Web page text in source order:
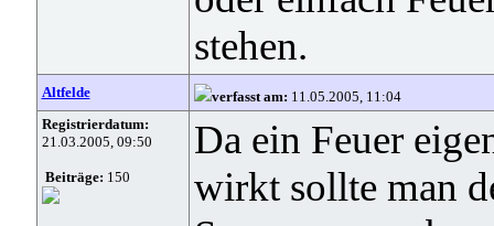
stehen.
Altfelde verfasst am: 11.05.2005, 11:04
Registrierdatum:
21.03.2005, 09:50
Beiträge: 150
Da ein Feuer
wirkt sollte man